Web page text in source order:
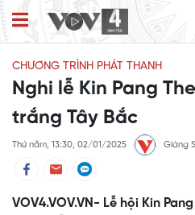
CHƯƠNG TRÌNH PHÁT THANH
Nghi lễ Kin Pang
trắng Tây Bắc
Thứ năm, 13:30, 02/01/2025 Giàng
VOV4.VOV.VN- Lễ hội Kin